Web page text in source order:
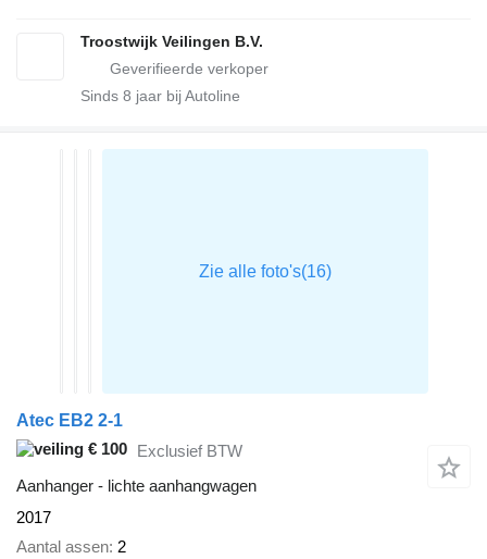
Troostwijk Veilingen B.V.
Sinds 8 jaar bij Autoline
Atec EB2 2-1
€ 100 Exclusief BTW
Aanhanger - lichte aanhangwagen
2017
Aantal assen 2